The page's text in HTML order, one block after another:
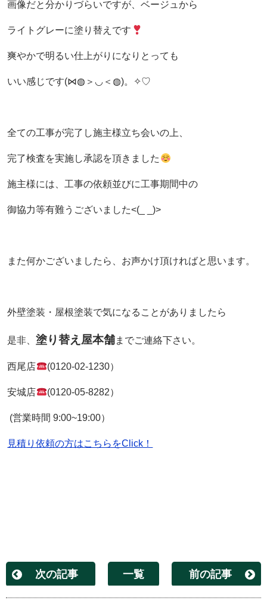
画像だと分かりづらいですが、ベージュから
ライトグレーに塗り替えです
爽やかで明るい仕上がりになりとっても
いい感じです(⋈◍＞◡＜◍)。✧♡
全ての工事が完了し施主様立ち会いの上、
完了検査を実施し承認を頂きました
施主様には、工事の依頼並びに工事期間中の
御協力等有難うございました<(_ _)>
また何かございましたら、お声かけ頂ければと思います。
外壁塗装・屋根塗装で気になることがありましたら
是非、塗り替え屋本舗までご連絡下さい。
西尾店 (0120-02-1230）
安城店 (0120-05-8282）
(営業時間 9:00~19:00）
見積り依頼の方はこちらをClick！
次の記事 一覧 前の記事